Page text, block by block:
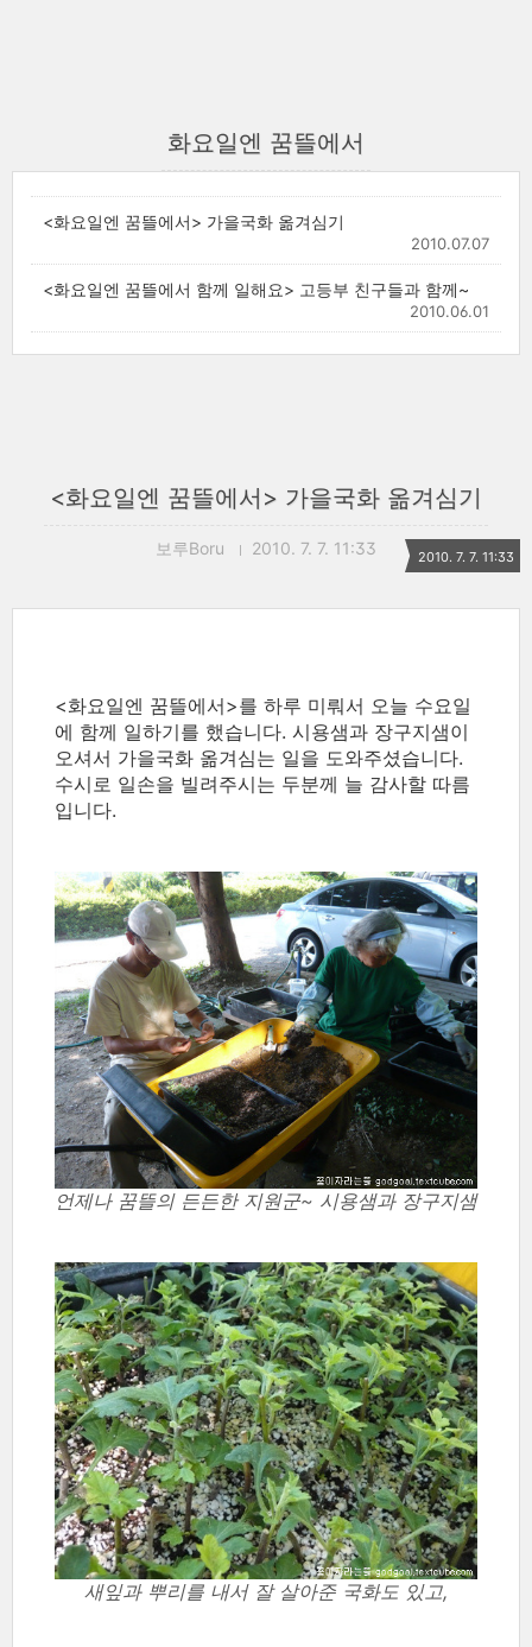
화요일엔 꿈뜰에서
<화요일엔 꿈뜰에서> 가을국화 옮겨심기
2010.07.07
<화요일엔 꿈뜰에서 함께 일해요> 고등부 친구들과 함께~
2010.06.01
<화요일엔 꿈뜰에서> 가을국화 옮겨심기
보루Boru 2010. 7. 7. 11:33 2010. 7. 7. 11:33
<화요일엔 꿈뜰에서>를 하루 미뤄서 오늘 수요일
에 함께 일하기를 했습니다. 시용샘과 장구지샘이
오셔서 가을국화 옮겨심는 일을 도와주셨습니다.
수시로 일손을 빌려주시는 두분께 늘 감사할 따름
입니다.
언제나 꿈뜰의 든든한 지원군~ 시용샘과 장구지샘
새잎과 뿌리를 내서 잘 살아준 국화도 있고,